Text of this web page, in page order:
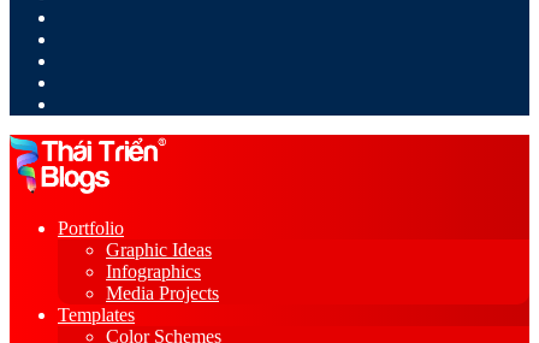
Portfolio
Graphic Ideas
Infographics
Media Projects
Templates
Color Schemes